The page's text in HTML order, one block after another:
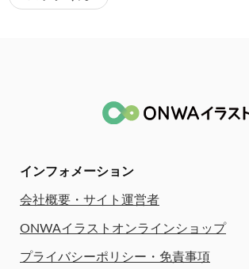
インフォメーション
会社概要・サイト運営者
ONWAイラストオンラインショップ
プライバシーポリシー・免責事項